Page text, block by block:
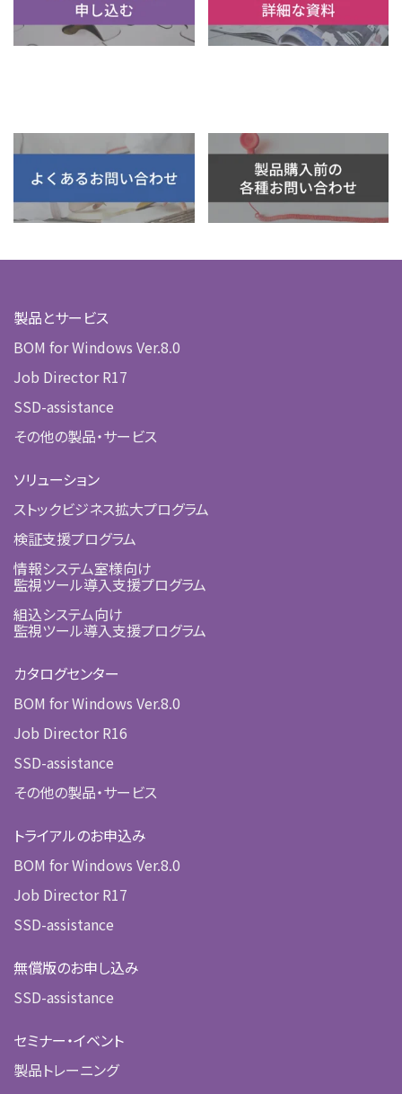
製品とサービス
BOM for Windows Ver.8.0
Job Director R17
SSD-assistance
その他の製品・サービス
ソリューション
ストックビジネス拡大プログラム
検証支援プログラム
情報システム室様向け
監視ツール導入支援プログラム
組込システム向け
監視ツール導入支援プログラム
カタログセンター
BOM for Windows Ver.8.0
Job Director R16
SSD-assistance
その他の製品・サービス
トライアルのお申込み
BOM for Windows Ver.8.0
Job Director R17
SSD-assistance
無償版のお申し込み
SSD-assistance
セミナー・イベント
製品トレーニング